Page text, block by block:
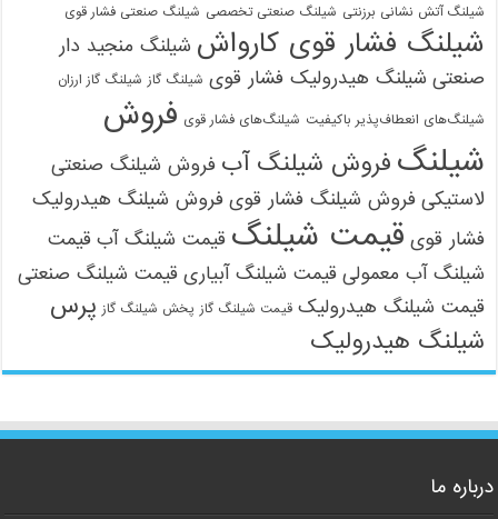
شیلنگ آتش نشانی برزنتی شیلنگ صنعتی تخصصی شیلنگ صنعتی فشار قوی
شیلنگ فشار قوی کارواش شیلنگ منجید دار
صنعتی شیلنگ هیدرولیک فشار قوی شیلنگ گاز شیلنگ گاز ارزان
شیلنگ‌های انعطاف‌پذیر باکیفیت شیلنگ‌های فشار قوی فروش
شیلنگ فروش شیلنگ آب فروش شیلنگ صنعتی
لاستیکی فروش شیلنگ فشار قوی فروش شیلنگ هیدرولیک
فشار قوی قیمت شیلنگ قیمت شیلنگ آب قیمت
شیلنگ آب معمولی قیمت شیلنگ آبیاری قیمت شیلنگ صنعتی
قیمت شیلنگ هیدرولیک قیمت شیلنگ گاز پخش شیلنگ گاز پرس
شیلنگ هیدرولیک
درباره ما